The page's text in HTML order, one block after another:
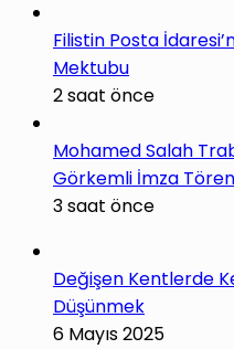
Filistin Posta
Mektubu
2 saat önce
Mohamed Salah
Görkemli İmza
3 saat önce
Değişen Kentlerde
Düşünmek
6 Mayıs 2025